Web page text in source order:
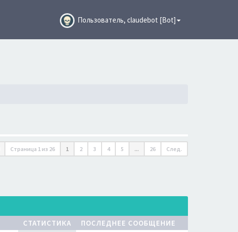
Пользователь, claudebot [Bot]
Страница 1 из 26 1 2 3 4 5 ... 26 След.
СТАТИСТИКА ПОСЛЕДНЕЕ СООБЩЕНИЕ